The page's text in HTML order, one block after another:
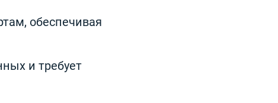
обеспечивая
и требует